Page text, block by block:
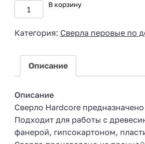
В корзину
Категория: Сверла перовые по
Описание
Описание
Сверло Hardcore
Подходит для работы с
фанерой, гипсокартоном,